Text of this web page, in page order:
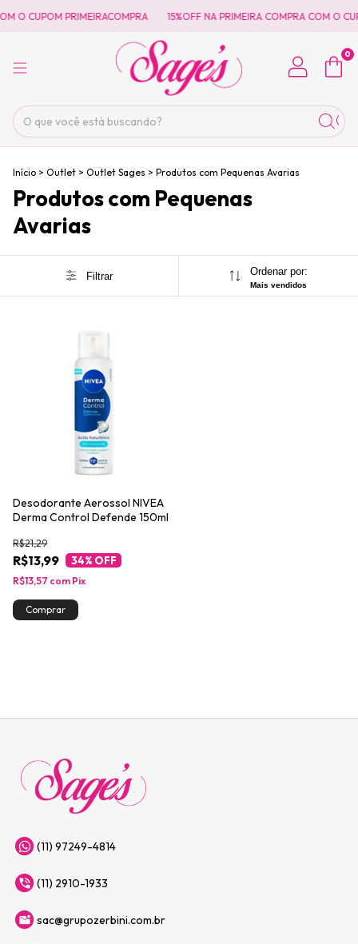
O CUPOM PRIMEIRACOMPRA 15%OFF NA PRIMEIRA COMPRA COM O
0
Início > Outlet > Outlet Sages > Produtos com Pequenas Avarias
Produtos com Pequenas
Avarias
Filtrar Ordenar por:
Mais vendidos
Desodorante Aerossol NIVEA
Derma Control Defende 150ml
R$13,99
R$21,29
34% OFF
R$13,57 com Pix
(11) 97249-4814
(11) 2910-1933
sac@grupozerbini.com.br